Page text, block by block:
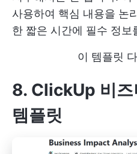
사용하여 핵심 내용을 논
한 짧은 시간에 필수 정보
이 템플릿
8. ClickUp 비즈
템플릿